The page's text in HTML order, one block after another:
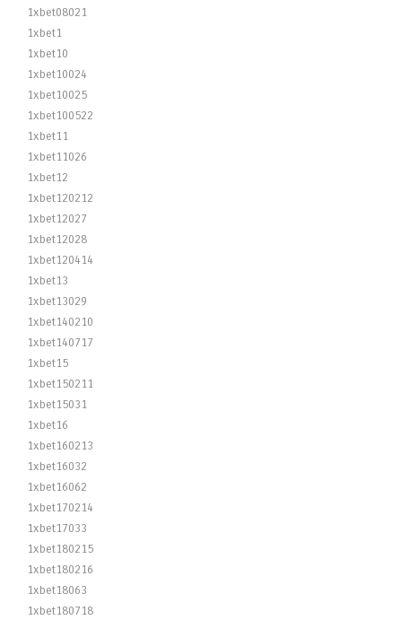
1xbet08021
1xbet1
1xbet10
1xbet10024
1xbet10025
1xbet100522
1xbet11
1xbet11026
1xbet12
1xbet120212
1xbet12027
1xbet12028
1xbet120414
1xbet13
1xbet13029
1xbet140210
1xbet140717
1xbet15
1xbet150211
1xbet15031
1xbet16
1xbet160213
1xbet16032
1xbet16062
1xbet170214
1xbet17033
1xbet180215
1xbet180216
1xbet18063
1xbet180718